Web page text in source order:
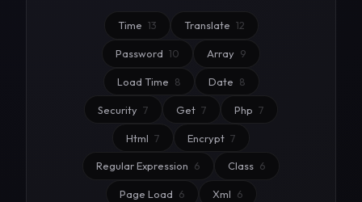
Time 13 Translate 12
Password 10 Array 9
Load Time 8 Date 8
Security 7 Get 7 Php 7
Html 7 Encrypt 7
Regular Expression 6 Class 6
Page Load 6 Xml 6